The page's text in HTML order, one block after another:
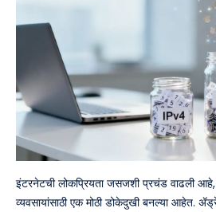
इंटरनेटची लोकप्रियता जसजशी प्रचंड वाढली आहे,
व्यवसायांसाठी एक मोठी डोकेदुखी बनल्या आहेत.